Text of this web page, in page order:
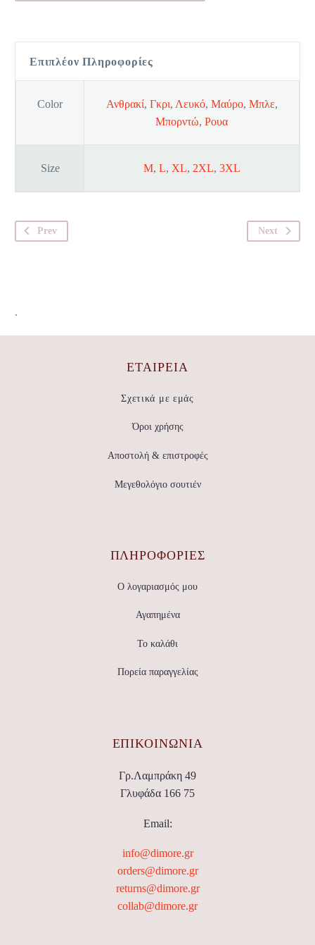
Επιπλέον Πληροφορίες
Color Ανθρακί, Γκρι, Λευκό, Μαύρο, Μπλε,
Μπορντώ, Ρουα
Size M, L, XL, 2XL, 3XL
Prev Next
.
ΕΤΑΙΡΕΊΑ
Σχετικά με εμάς
Όροι χρήσης
Αποστολή & επιστροφές
Μεγεθολόγιο σουτιέν
ΠΛΗΡΟΦΟΡΙΕΣ
Ο λογαριασμός μου
Αγαπημένα
Το καλάθι
Πορεία παραγγελίας
ΕΠΙΚΟΙΝΩΝΊΑ
Γρ.Λαμπράκη 49
Γλυφάδα 166 75
Email:
info@dimore.gr
orders@dimore.gr
returns@dimore.gr
collab@dimore.gr